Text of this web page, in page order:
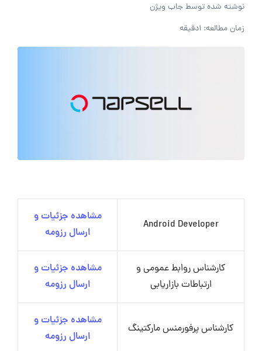
نوشته شده توسطجاب ویژن
زمان مطالعه: 1دقیقه
Android Developer
مشاهده جزئیات و
ارسال رزومه
کارشناس روابط عمومی و
ارتباطات بازاریابی
مشاهده جزئیات و
ارسال رزومه
کارشناس پرفورمنس مارکتینگ
مشاهده جزئیات و
ارسال رزومه